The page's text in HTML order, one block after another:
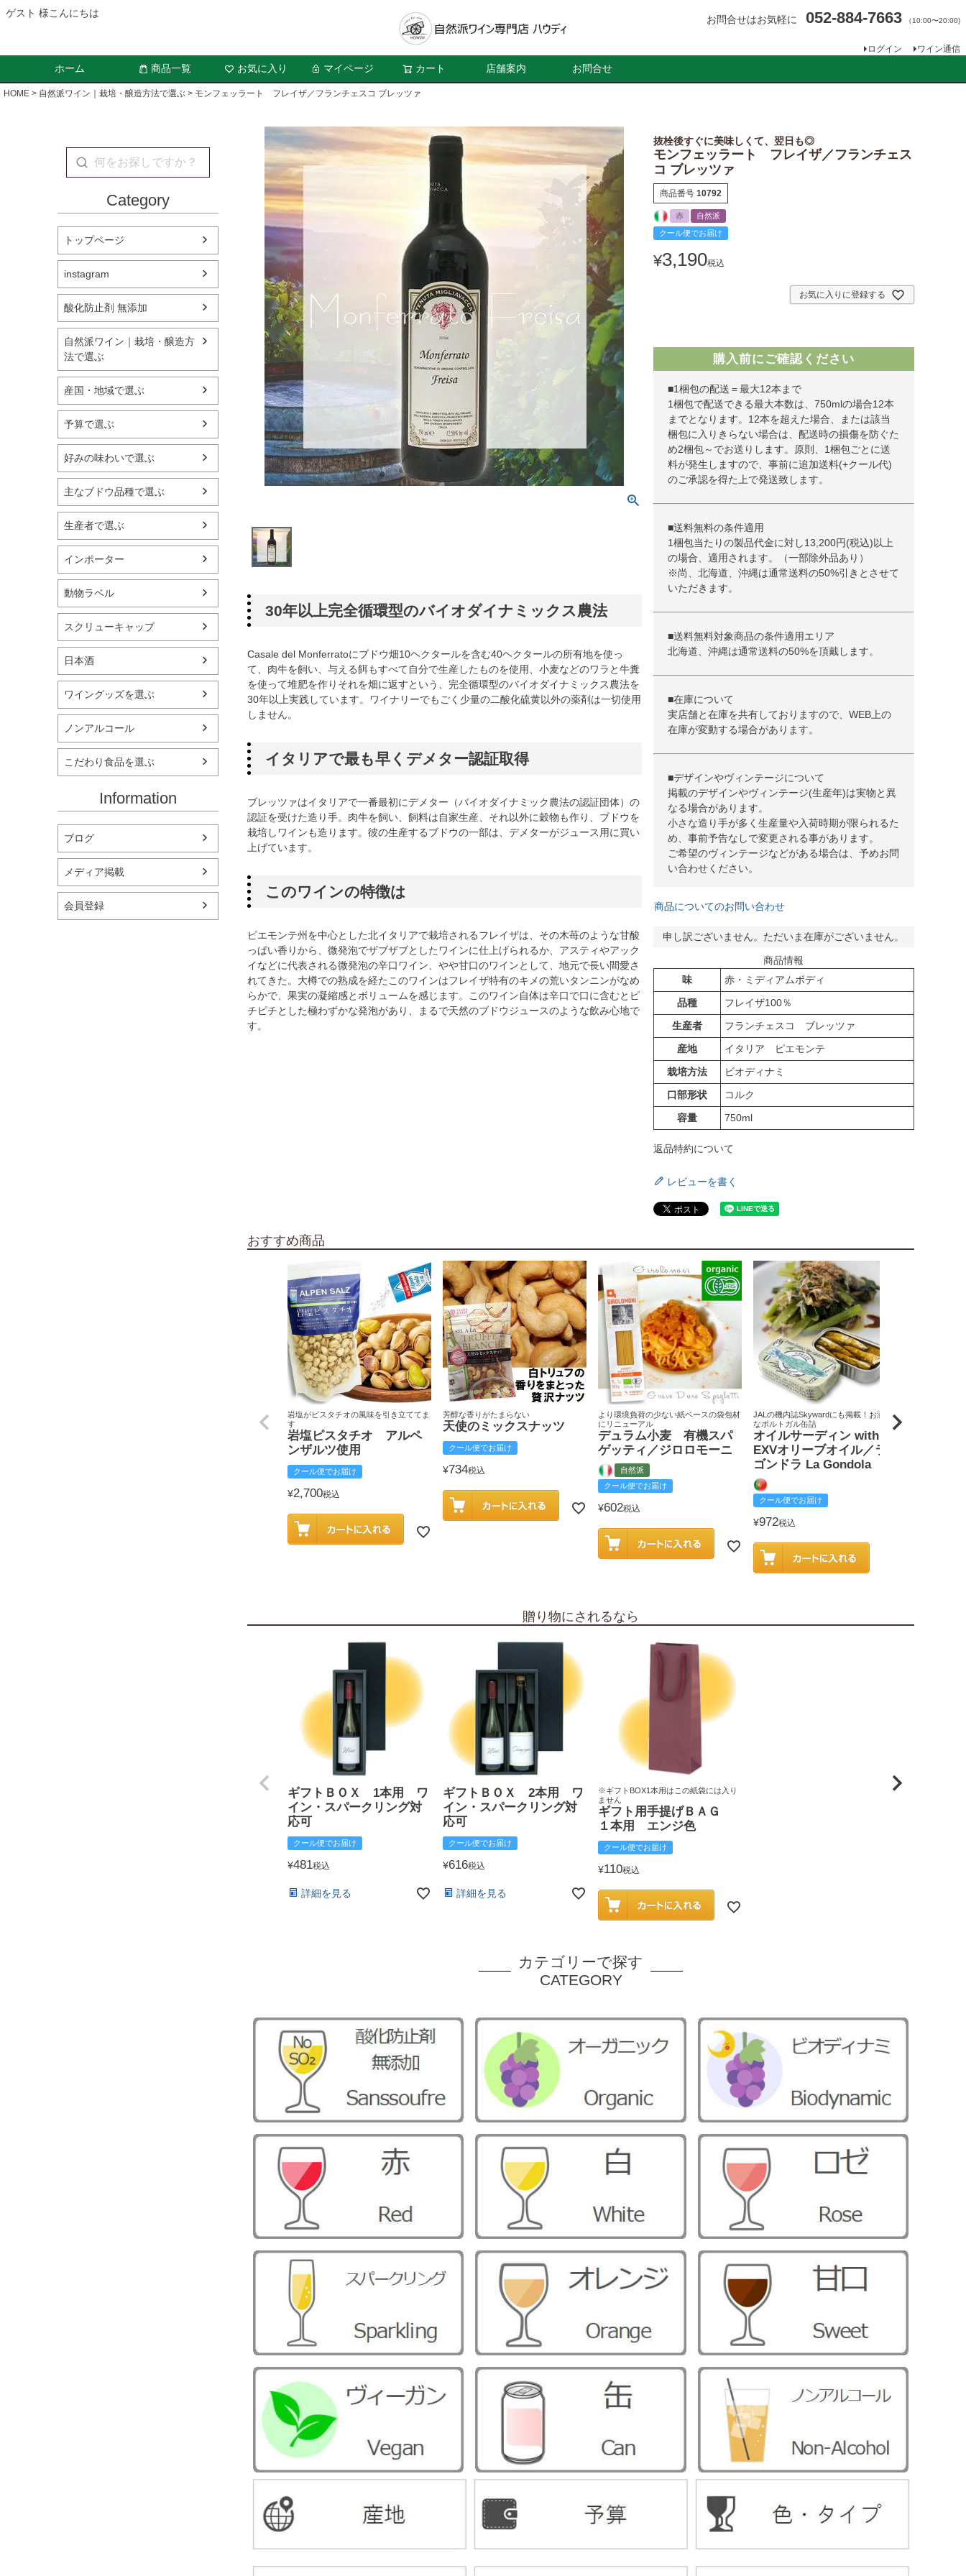
ゲスト 様こんにちは
お問合せはお気軽に 052-884-7663 （10:00〜20:00)
ログイン ワイン通信
ホーム 商品一覧 お気に入り マイページ カート 店舗案内 お問合せ
HOME 自然派ワイン｜栽培・醸造方法で選ぶ モンフェッラート フレイザ／フランチェスコ ブレッツァ
Category
トップページ
instagram
酸化防止剤 無添加
自然派ワイン｜栽培・醸造方
法で選ぶ
産国・地域で選ぶ
予算で選ぶ
好みの味わいで選ぶ
主なブドウ品種で選ぶ
生産者で選ぶ
インポーター
動物ラベル
スクリューキャップ
日本酒
ワイングッズを選ぶ
ノンアルコール
こだわり食品を選ぶ
Information
ブログ
メディア掲載
会員登録
30年以上完全循環型のバイオダイナミックス農法
Casale del Monferratoにブドウ畑10ヘクタールを含む40ヘクタールの所有地を使っ
て、肉牛を飼い、与える餌もすべて自分で生産したものを使用、小麦などのワラと牛糞
を使って堆肥を作りそれを畑に返すという、完全循環型のバイオダイナミックス農法を
30年以上実践しています。ワイナリーでもごく少量の二酸化硫黄以外の薬剤は一切使用
しません。
イタリアで最も早くデメター認証取得
ブレッツァはイタリアで一番最初にデメター（バイオダイナミック農法の認証団体）の
認証を受けた造り手。肉牛を飼い、飼料は自家生産、それ以外に穀物も作り、ブドウを
栽培しワインも造ります。彼の生産するブドウの一部は、デメターがジュース用に買い
上げています。
このワインの特徴は
ピエモンテ州を中心とした北イタリアで栽培されるフレイザは、その木苺のような甘酸
っぱい香りから、微発泡でザブザブとしたワインに仕上げられるか、アスティやアック
イなどに代表される微発泡の辛口ワイン、やや甘口のワインとして、地元で長い間愛さ
れてきた。大樽での熟成を経たこのワインはフレイザ特有のキメの荒いタンニンがなめ
らかで、果実の凝縮感とボリュームを感じます。このワイン自体は辛口で口に含むとピ
チピチとした極わずかな発泡があり、まるで天然のブドウジュースのような飲み心地で
す。
抜栓後すぐに美味しくて、翌日も◎
モンフェッラート フレイザ／フランチェス
コ ブレッツァ
商品番号 10792
赤
自然派
クール便でお届け
¥3,190税込
お気に入りに登録する
購入前にご確認ください
■1梱包の配送＝最大12本まで
1梱包で配送できる最大本数は、750mlの場合12本
までとなります。12本を超えた場合、または該当
梱包に入りきらない場合は、配送時の損傷を防ぐた
め2梱包～でお送りします。原則、1梱包ごとに送
料が発生しますので、事前に追加送料(+クール代)
のご承認を得た上で発送致します。
■送料無料の条件適用
1梱包当たりの製品代金に対し13,200円(税込)以上
の場合、適用されます。（一部除外品あり）
※尚、北海道、沖縄は通常送料の50%引きとさせて
いただきます。
■送料無料対象商品の条件適用エリア
北海道、沖縄は通常送料の50%を頂戴します。
■在庫について
実店舗と在庫を共有しておりますので、WEB上の
在庫が変動する場合があります。
■デザインやヴィンテージについて
掲載のデザインやヴィンテージ(生産年)は実物と異
なる場合があります。
小さな造り手が多く生産量や入荷時期が限られるた
め、事前予告なしで変更される事があります。
ご希望のヴィンテージなどがある場合は、予めお問
い合わせください。
商品についてのお問い合わせ
申し訳ございません。ただいま在庫がございません。
商品情報
味
赤・ミディアムボディ
品種
フレイザ100％
生産者
フランチェスコ ブレッツァ
産地
イタリア ピエモンテ
栽培方法
ビオディナミ
口部形状
コルク
容量
750ml
返品特約について
レビューを書く
おすすめ商品
岩塩がピスタチオの風味を引き立ててま
す
岩塩ピスタチオ アルペ
ンザルツ使用
クール便でお届け
¥2,700税込
芳醇な香りがたまらない
天使のミックスナッツ
クール便でお届け
¥734税込
より環境負荷の少ない紙ベースの袋包材
にリニューアル
デュラム小麦 有機スパ
ゲッティ／ジロロモーニ
自然派
クール便でお届け
¥602税込
JALの機内誌Skywardにも掲載！お洒落
なポルトガル缶詰
オイルサーディン with
EXVオリーブオイル／ラ
ゴンドラ La Gondola
クール便でお届け
¥972税込
贈り物にされるなら
ギフトＢＯＸ 1本用 ワ
イン・スパークリング対
応可
クール便でお届け
¥481税込
詳細を見る
ギフトＢＯＸ 2本用 ワ
イン・スパークリング対
応可
クール便でお届け
¥616税込
詳細を見る
※ギフトBOX1本用はこの紙袋には入り
ません
ギフト用手提げＢＡＧ
１本用 エンジ色
クール便でお届け
¥110税込
カテゴリーで探す
CATEGORY